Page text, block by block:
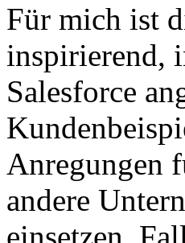
Für mich ist
inspirierend,
Salesforce
Anregungen
andere
einsetzen.